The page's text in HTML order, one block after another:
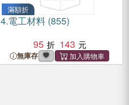
滿額折
4.電工材料 (855)
95
143
無庫存